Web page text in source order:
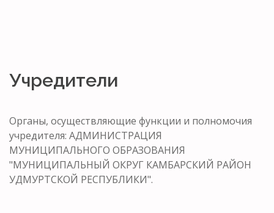
Учредители
Органы, осуществляющие функции и полномочия
учредителя: АДМИНИСТРАЦИЯ
МУНИЦИПАЛЬНОГО ОБРАЗОВАНИЯ
"МУНИЦИПАЛЬНЫЙ ОКРУГ КАМБАРСКИЙ РАЙОН
УДМУРТСКОЙ РЕСПУБЛИКИ".